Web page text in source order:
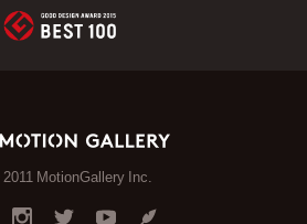
MotionGallery Inc.